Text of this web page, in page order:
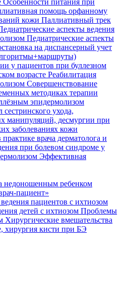
Особенности питания при
помощь орфанному
кожи Паллиативный трек
аспекты ведения
Педиатрические аспекты
на диспансерный учет
у пациентов при буллезном
возрасте Реабилитация
Совершенствование
методиках терапии
эпидермолизом
ухода,
манипуляций, десмургии при
заболеваниях кожи
врача дерматолога и
при болевом синдроме у
Эффективная
недоношенным ребенком
пациент»
пациентов с ихтиозом
детей с ихтиозом Проблемы
Хирургические вмешательства
хирургия кисти при БЭ